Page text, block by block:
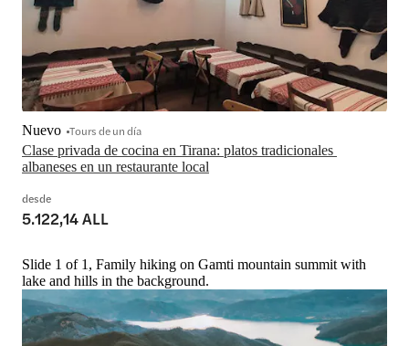
Clase privada de cocina en Tirana: platos tradicionales
albaneses en un restaurante local
Nuevo Tours de un día
desde
5.122,14 ALL
Slide 1 of 1, Family hiking on Gamti mountain summit with
lake and hills in the background.